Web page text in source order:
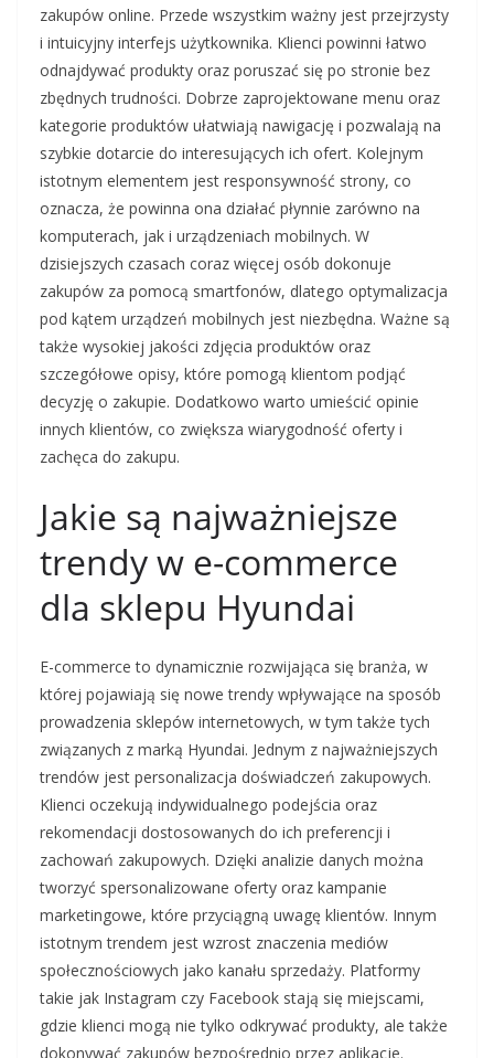
zakupów online. Przede wszystkim ważny jest przejrzysty
i intuicyjny interfejs użytkownika. Klienci powinni łatwo
odnajdywać produkty oraz poruszać się po stronie bez
zbędnych trudności. Dobrze zaprojektowane menu oraz
kategorie produktów ułatwiają nawigację i pozwalają na
szybkie dotarcie do interesujących ich ofert. Kolejnym
istotnym elementem jest responsywność strony, co
oznacza, że powinna ona działać płynnie zarówno na
komputerach, jak i urządzeniach mobilnych. W
dzisiejszych czasach coraz więcej osób dokonuje
zakupów za pomocą smartfonów, dlatego optymalizacja
pod kątem urządzeń mobilnych jest niezbędna. Ważne są
także wysokiej jakości zdjęcia produktów oraz
szczegółowe opisy, które pomogą klientom podjąć
decyzję o zakupie. Dodatkowo warto umieścić opinie
innych klientów, co zwiększa wiarygodność oferty i
zachęca do zakupu.
Jakie są najważniejsze
trendy w e-commerce
dla sklepu Hyundai
E-commerce to dynamicznie rozwijająca się branża, w
której pojawiają się nowe trendy wpływające na sposób
prowadzenia sklepów internetowych, w tym także tych
związanych z marką Hyundai. Jednym z najważniejszych
trendów jest personalizacja doświadczeń zakupowych.
Klienci oczekują indywidualnego podejścia oraz
rekomendacji dostosowanych do ich preferencji i
zachowań zakupowych. Dzięki analizie danych można
tworzyć spersonalizowane oferty oraz kampanie
marketingowe, które przyciągną uwagę klientów. Innym
istotnym trendem jest wzrost znaczenia mediów
społecznościowych jako kanału sprzedaży. Platformy
takie jak Instagram czy Facebook stają się miejscami,
gdzie klienci mogą nie tylko odkrywać produkty, ale także
dokonywać zakupów bezpośrednio przez aplikacje.